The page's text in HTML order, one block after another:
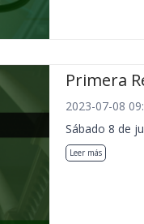
Primera
2023-07-08
Sábado 8 de
Leer más